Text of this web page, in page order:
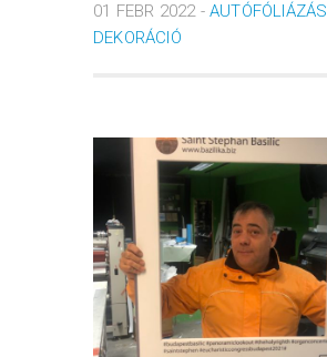
01 FEBR 2022 - AUTÓFÓLIÁZÁS
DEKORÁCIÓ